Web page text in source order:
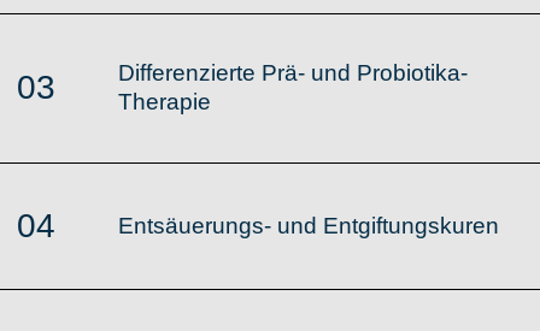
03
Differenzierte Prä- und Probiotika-
Therapie
04 Entsäuerungs- und Entgiftungskuren